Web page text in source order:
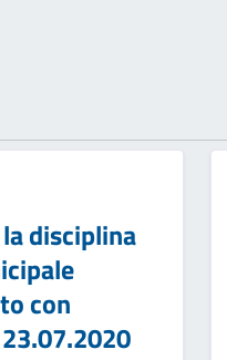
disciplina
con